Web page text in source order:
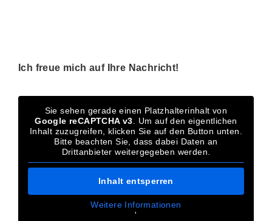
Ich freue mich auf Ihre Nachricht!
Sie sehen gerade einen Platzhalterinhalt von
Google reCAPTCHA v3 . Um auf den eigentlichen
Inhalt zuzugreifen, klicken Sie auf den Button unten.
Bitte beachten Sie, dass dabei Daten an
Drittanbieter weitergegeben werden.
Inhalt entsperren
Weitere Informationen
'